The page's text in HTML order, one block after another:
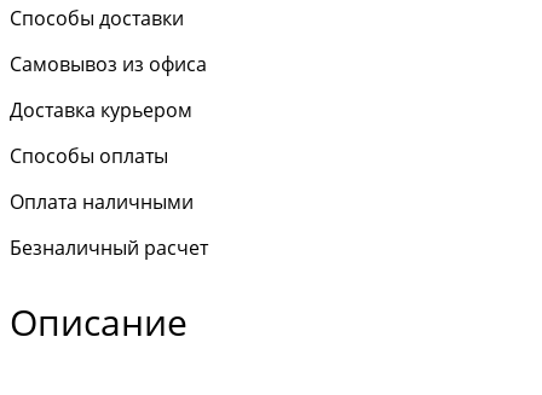
Способы доставки
Самовывоз из офиса
Доставка курьером
Способы оплаты
Оплата наличными
Безналичный расчет
Описание